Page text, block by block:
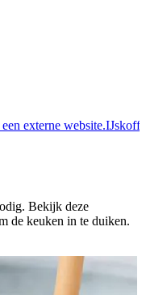
externe website.
Bekijk deze
de keuken in te duiken.